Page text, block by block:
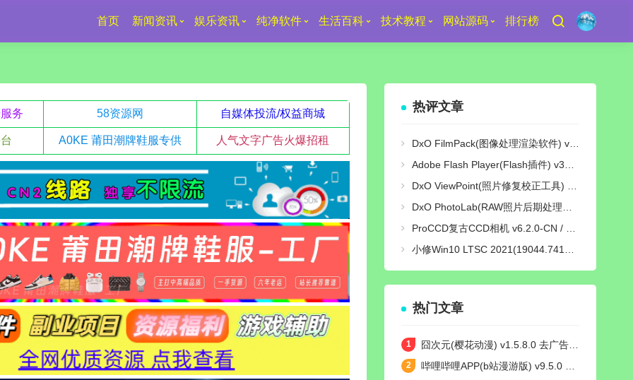
首页 新闻资讯 娱乐资讯 纯净软件 生活百科 技术教程 网站源码 排行榜
务 58资源网 自媒体投流/权益商城
A0KE 莆田潮牌鞋服专供 人气文字广告火爆招租
热评文章
DxO FilmPack(图像处理渲染软件) v7.25.0 Build 29 中文绿色激活版
Adobe Flash Player(Flash插件) v34.0.0.380 纯净版
DxO ViewPoint(照片修复校正工具) v5.15.0 Build 31 中文绿色便携版
DxO PhotoLab(RAW照片后期处理软件) v9.10 Build 736 中文激活版
ProCCD复古CCD相机 v6.2.0-CN / v3.9.1-GP 解锁终身pro会员版
小修Win10 LTSC 2021(19044.7417) [轻度精简版/极限精简版]
热门文章
囧次元(樱花动漫) v1.5.8.0 去广告纯净版
哔哩哔哩APP(b站漫游版) v9.5.0 哔哩漫游去广告解除版权受限